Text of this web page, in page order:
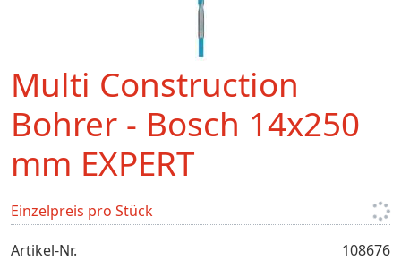
Multi Construction
Bohrer - Bosch 14x250
mm EXPERT
Einzelpreis pro Stück
Artikel-Nr.
108676